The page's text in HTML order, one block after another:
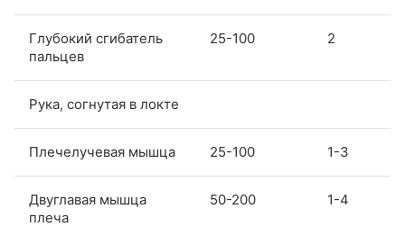
Глубокий сгибатель
пальцев
25-100 2
Рука, согнутая в локте
Плечелучевая мышца 25-100 1-3
Двуглавая мышца
плеча
50-200 1-4